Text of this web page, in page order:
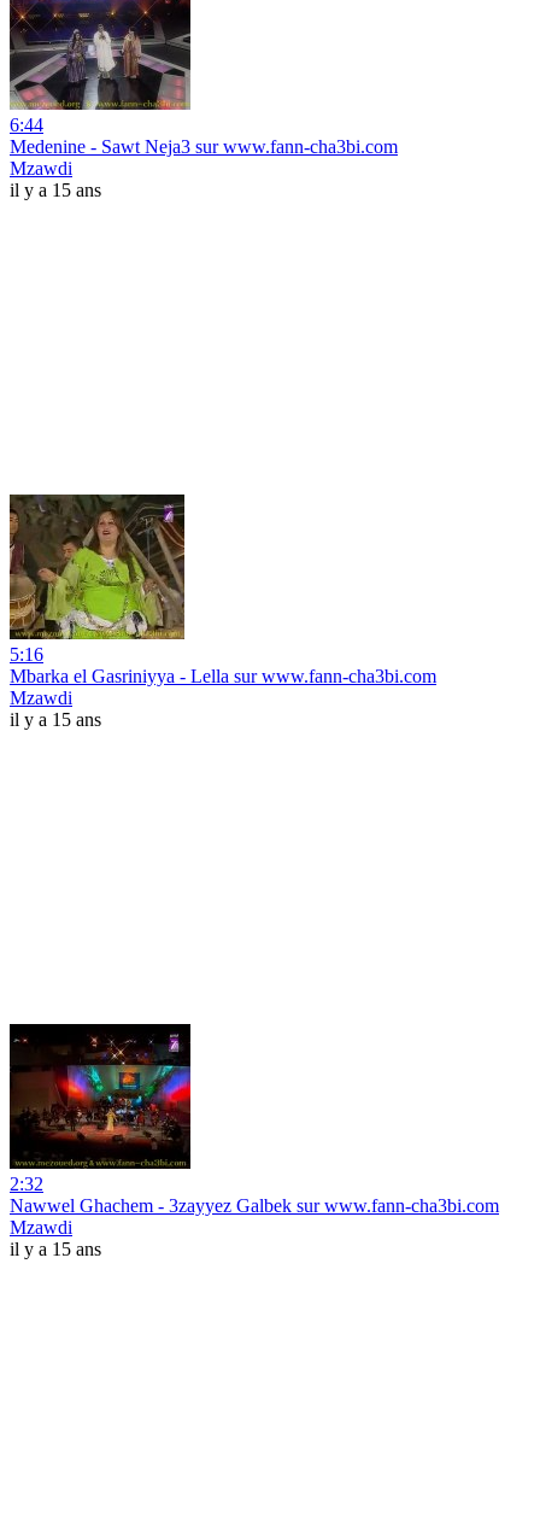
6:44
Medenine - Sawt Neja3 sur www.fann-cha3bi.com
Mzawdi
il y a 15 ans
5:16
Mbarka el Gasriniyya - Lella sur www.fann-cha3bi.com
Mzawdi
il y a 15 ans
2:32
Nawwel Ghachem - 3zayyez Galbek sur www.fann-cha3bi.com
Mzawdi
il y a 15 ans